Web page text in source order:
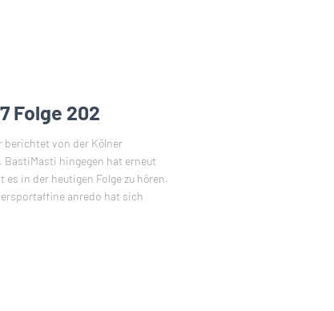
Folge 202
berichtet von der Kölner
BastiMasti hingegen hat erneut
in der heutigen Folge zu hören.
anredo hat sich